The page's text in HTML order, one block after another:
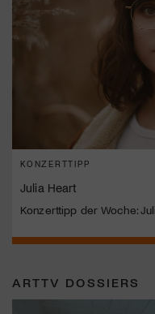
KONZERTTIPP
Julia Heart
Konzerttipp der Woche:
ARTTV DOSSIERS